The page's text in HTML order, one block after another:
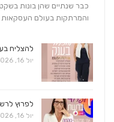
כבר שנתיים שהן בונות
והמרתקות בעולם העסקאות
להצליח
יול 16, 2026
לפרוץ
יול 16, 2026